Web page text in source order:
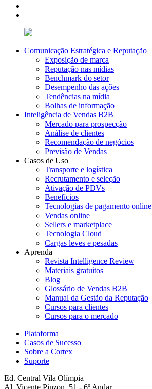
Comunicação Estratégica e Reputação
Exposição de marca
Reputação nas mídias
Benchmark do setor
Desempenho das ações
Tendências na mídia
Bolhas de informação
Inteligência de Vendas B2B
Mercado para prospecção
Análise de clientes
Recomendação de negócios
Previsão de Vendas
Casos de Uso
Transporte e logística
Recrutamento e seleção
Ativação de PDVs
Benefícios
Tecnologias de pagamento online
Vendas online
Sellers e marketplace
Tecnologia Cloud
Cargas leves e pesadas
Aprenda
Revista Intelligence Review
Materiais gratuitos
Blog
Glossário de Vendas B2B
Manual da Gestão da Reputação
Cursos para clientes
Cursos para o mercado
Plataforma
Casos de Sucesso
Sobre a Cortex
Suporte
Ed. Central Vila Olímpia